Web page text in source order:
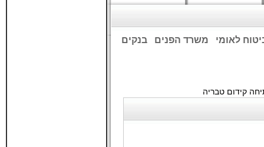
בנקים משרד הפנים לאומי
קידום טבריה